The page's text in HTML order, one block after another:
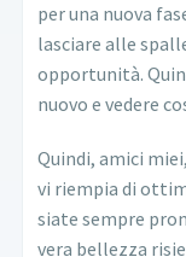
per una nuova
lasciare alle
opportunità.
nuovo e vedere
Quindi, amici
vi riempia di
siate sempre
vera bellezza